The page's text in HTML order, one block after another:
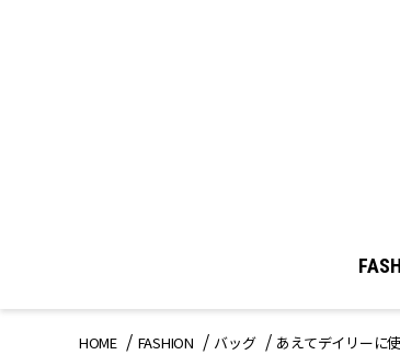
HOME FASHION バッグ あえてデイリーに